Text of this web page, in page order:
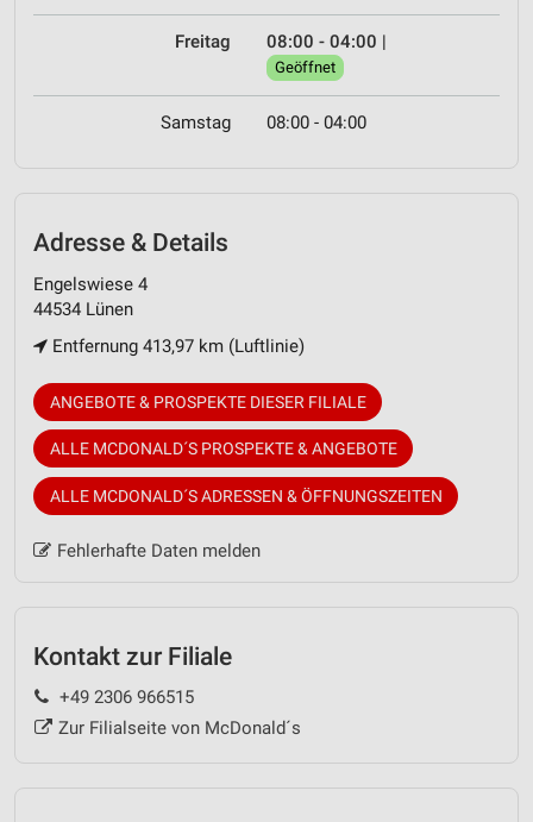
Freitag 08:00 - 04:00 |
Geöffnet
Samstag 08:00 - 04:00
Adresse & Details
Engelswiese 4
44534 Lünen
Entfernung 413,97 km (Luftlinie)
ANGEBOTE & PROSPEKTE DIESER FILIALE
ALLE MCDONALD´S PROSPEKTE & ANGEBOTE
ALLE MCDONALD´S ADRESSEN & ÖFFNUNGSZEITEN
Fehlerhafte Daten melden
Kontakt zur Filiale
+49 2306 966515
Zur Filialseite von McDonald´s